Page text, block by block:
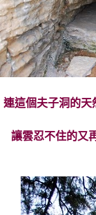
連這個夫子洞的天
讓雲忍不住的又